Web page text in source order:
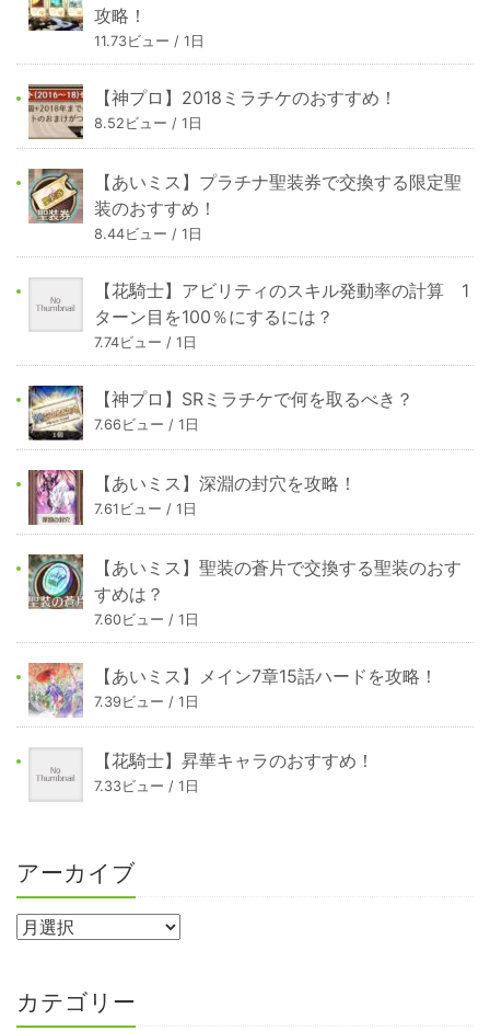
攻略！
11.73ビュー / 1日
【神プロ】2018ミラチケのおすすめ！
8.52ビュー / 1日
【あいミス】プラチナ聖装券で交換する限定聖
装のおすすめ！
8.44ビュー / 1日
【花騎士】アビリティのスキル発動率の計算 1
ターン目を100％にするには？
7.74ビュー / 1日
【神プロ】SRミラチケで何を取るべき？
7.66ビュー / 1日
【あいミス】深淵の封穴を攻略！
7.61ビュー / 1日
【あいミス】聖装の蒼片で交換する聖装のおす
すめは？
7.60ビュー / 1日
【あいミス】メイン7章15話ハードを攻略！
7.39ビュー / 1日
【花騎士】昇華キャラのおすすめ！
7.33ビュー / 1日
アーカイブ
カテゴリー